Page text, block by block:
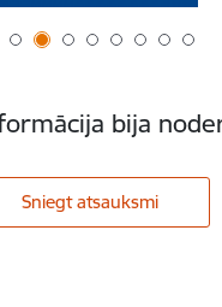
bija
Sniegt atsauksmi